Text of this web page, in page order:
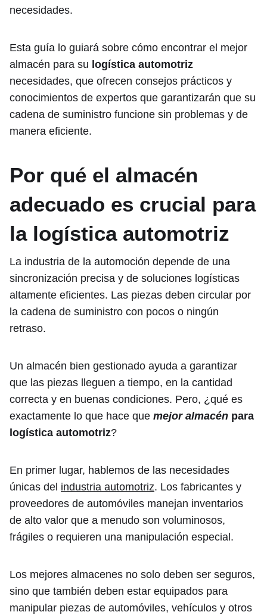
necesidades.
Esta guía lo guiará sobre cómo encontrar el mejor
almacén para su logística automotriz
necesidades, que ofrecen consejos prácticos y
conocimientos de expertos que garantizarán que su
cadena de suministro funcione sin problemas y de
manera eficiente.
Por qué el almacén
adecuado es crucial para
la logística automotriz
La industria de la automoción depende de una
sincronización precisa y de soluciones logísticas
altamente eficientes. Las piezas deben circular por
la cadena de suministro con pocos o ningún
retraso.
Un almacén bien gestionado ayuda a garantizar
que las piezas lleguen a tiempo, en la cantidad
correcta y en buenas condiciones. Pero, ¿qué es
exactamente lo que hace que mejor almacén para
logística automotriz?
En primer lugar, hablemos de las necesidades
únicas del industria automotriz. Los fabricantes y
proveedores de automóviles manejan inventarios
de alto valor que a menudo son voluminosos,
frágiles o requieren una manipulación especial.
Los mejores almacenes no solo deben ser seguros,
sino que también deben estar equipados para
manipular piezas de automóviles, vehículos y otros